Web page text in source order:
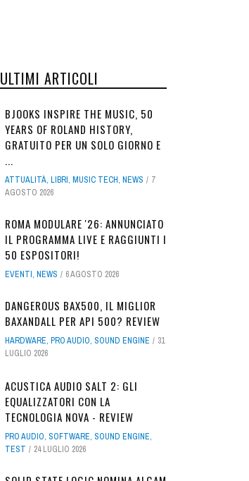
ULTIMI ARTICOLI
BJOOKS INSPIRE THE MUSIC, 50
YEARS OF ROLAND HISTORY,
GRATUITO PER UN SOLO GIORNO E
...
ATTUALITÀ, LIBRI, MUSIC TECH, NEWS
7
AGOSTO 2026
ROMA MODULARE '26: ANNUNCIATO
IL PROGRAMMA LIVE E RAGGIUNTI I
50 ESPOSITORI!
EVENTI, NEWS 6 AGOSTO 2026
DANGEROUS BAX500, IL MIGLIOR
BAXANDALL PER API 500? REVIEW
HARDWARE, PRO AUDIO, SOUND ENGINE
31
LUGLIO 2026
ACUSTICA AUDIO SALT 2: GLI
EQUALIZZATORI CON LA
TECNOLOGIA NOVA - REVIEW
PRO AUDIO, SOFTWARE, SOUND ENGINE,
TEST
24 LUGLIO 2026